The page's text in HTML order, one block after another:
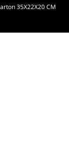
35X22X20 CM